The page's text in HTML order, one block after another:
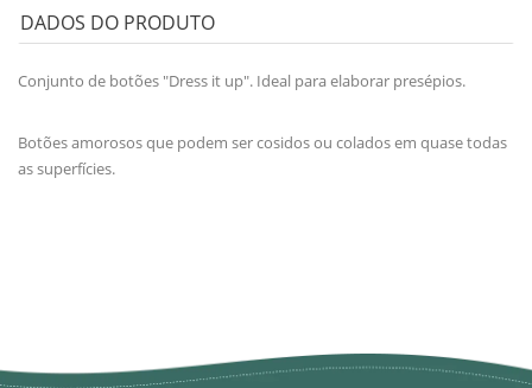
DADOS DO PRODUTO
Conjunto de botões "Dress it up". Ideal para elaborar presépios.
Botões amorosos que podem ser cosidos ou colados em quase todas
as superfícies.